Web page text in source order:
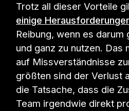
Trotz all dieser Vorteile
einige
Reibung, wenn es darum
und ganz zu nutzen. Das
auf Missverständnisse
größten sind der Verlust
die Tatsache, dass die
Team irgendwie direkt